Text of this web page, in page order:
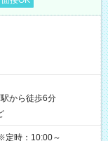
から徒歩6分
時：10:00～